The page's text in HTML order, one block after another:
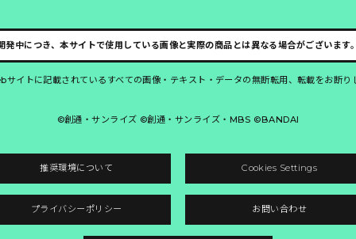
発中につき、本サイトで使用している画像と実際の商品とは異なる場合がございます。
サイトに記載されているすべての画像・テキスト・データの無断転用、転載をお断り
©創通・サンライズ ©創通・サンライズ・MBS ©BANDAI
推奨環境について Cookies Settings
プライバシーポリシー お問い合わせ